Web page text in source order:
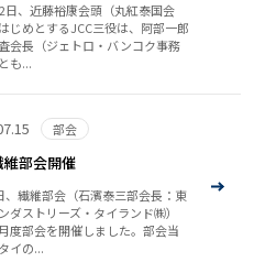
日、近藤裕康会頭（丸紅泰国会
じめとするJCC三役は、阿部一郎
会長（ジェトロ・バンコク事務
も...
部会
維部会開催
、繊維部会（石濱泰三部会長：東
ダストリーズ・タイランド㈱）
度部会を開催しました。部会当
イの...